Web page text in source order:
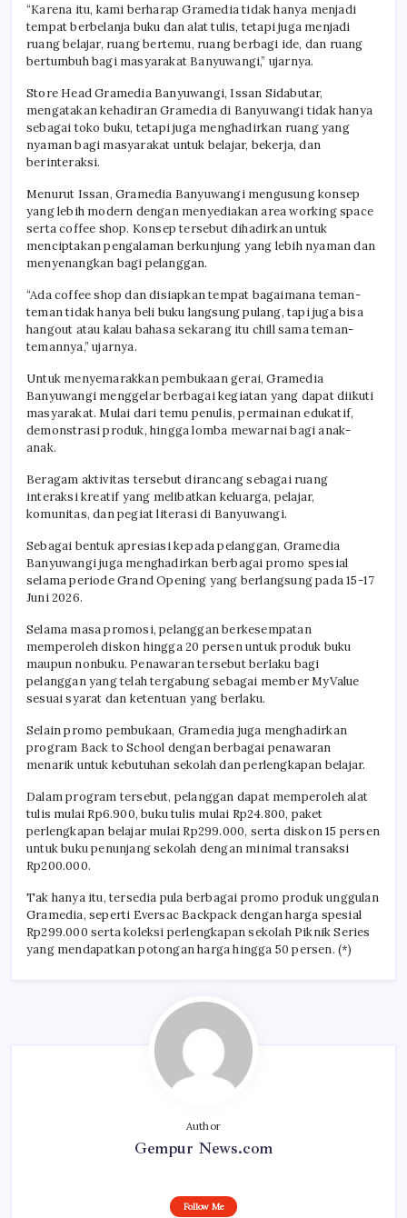
“Karena itu, kami berharap Gramedia tidak hanya menjadi
tempat berbelanja buku dan alat tulis, tetapi juga menjadi
ruang belajar, ruang bertemu, ruang berbagi ide, dan ruang
bertumbuh bagi masyarakat Banyuwangi,” ujarnya.
Store Head Gramedia Banyuwangi, Issan Sidabutar,
mengatakan kehadiran Gramedia di Banyuwangi tidak hanya
sebagai toko buku, tetapi juga menghadirkan ruang yang
nyaman bagi masyarakat untuk belajar, bekerja, dan
berinteraksi.
Menurut Issan, Gramedia Banyuwangi mengusung konsep
yang lebih modern dengan menyediakan area working space
serta coffee shop. Konsep tersebut dihadirkan untuk
menciptakan pengalaman berkunjung yang lebih nyaman dan
menyenangkan bagi pelanggan.
“Ada coffee shop dan disiapkan tempat bagaimana teman-
teman tidak hanya beli buku langsung pulang, tapi juga bisa
hangout atau kalau bahasa sekarang itu chill sama teman-
temannya,” ujarnya.
Untuk menyemarakkan pembukaan gerai, Gramedia
Banyuwangi menggelar berbagai kegiatan yang dapat diikuti
masyarakat. Mulai dari temu penulis, permainan edukatif,
demonstrasi produk, hingga lomba mewarnai bagi anak-
anak.
Beragam aktivitas tersebut dirancang sebagai ruang
interaksi kreatif yang melibatkan keluarga, pelajar,
komunitas, dan pegiat literasi di Banyuwangi.
Sebagai bentuk apresiasi kepada pelanggan, Gramedia
Banyuwangi juga menghadirkan berbagai promo spesial
selama periode Grand Opening yang berlangsung pada 15-17
Juni 2026.
Selama masa promosi, pelanggan berkesempatan
memperoleh diskon hingga 20 persen untuk produk buku
maupun nonbuku. Penawaran tersebut berlaku bagi
pelanggan yang telah tergabung sebagai member MyValue
sesuai syarat dan ketentuan yang berlaku.
Selain promo pembukaan, Gramedia juga menghadirkan
program Back to School dengan berbagai penawaran
menarik untuk kebutuhan sekolah dan perlengkapan belajar.
Dalam program tersebut, pelanggan dapat memperoleh alat
tulis mulai Rp6.900, buku tulis mulai Rp24.800, paket
perlengkapan belajar mulai Rp299.000, serta diskon 15 persen
untuk buku penunjang sekolah dengan minimal transaksi
Rp200.000.
Tak hanya itu, tersedia pula berbagai promo produk unggulan
Gramedia, seperti Eversac Backpack dengan harga spesial
Rp299.000 serta koleksi perlengkapan sekolah Piknik Series
yang mendapatkan potongan harga hingga 50 persen. (*)
Author
Gempur News.com
Follow Me